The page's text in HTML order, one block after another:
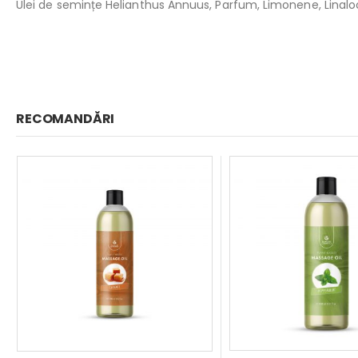
Ulei de semințe Helianthus Annuus, Parfum, Limonene,
RECOMANDĂRI